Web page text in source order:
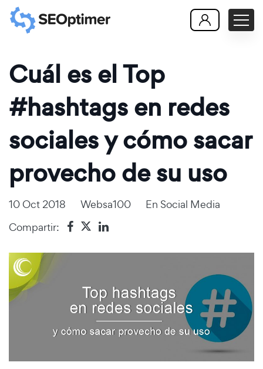
Cuál es el Top
#hashtags en redes
sociales y cómo sacar
provecho de su uso
10 Oct 2018 Websa100 En Social Media
Compartir: